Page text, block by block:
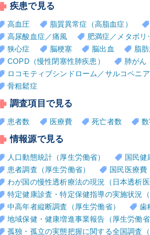
疾患で見る
高血圧 脂質異常症（高脂血症）
高尿酸血症／痛風
肥満症／メタボリ
狭心症
脳梗塞 脳出血 脂
COPD（慢性閉塞性肺疾患）
肺がん
ロコモティブシンドローム／サルコペニ
骨粗鬆症
調査項目で見る
患者数 医療費 死亡者数
情報源で見る
人口動態統計（厚生労働省）
国民健
患者調査（厚生労働省）
国民医療費
わが国の慢性透析療法の現況（日本透析医
特定健康診査・特定保健指導の実施状況（
中高年者縦断調査（厚生労働省）
歯
地域保健・健康増進事業報告（厚生労働省
孤独・孤立の実態把握に関する全国調査（